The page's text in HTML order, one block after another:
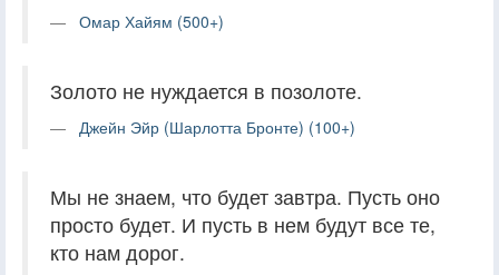
Омар Хайям (500+)
Золото не нуждается в позолоте.
Джейн Эйр (Шарлотта Бронте) (100+)
Мы не знаем, что будет завтра. Пусть оно
просто будет. И пусть в нем будут все те,
кто нам дорог.